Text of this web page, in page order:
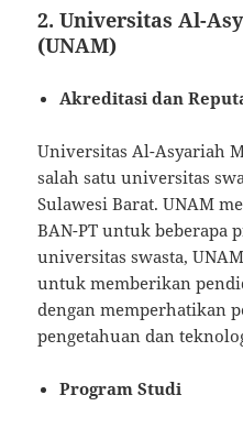
2.Universitas Al-
(UNAM)
Akreditasi dan
Universitas Al-Asyariah
salah satu universitas
Sulawesi Barat. UNAM
BAN-PT untuk beberapa
universitas swasta,
untuk memberikan
dengan memperhatikan
pengetahuan dan
Program Studi